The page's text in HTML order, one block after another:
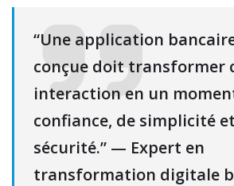
“Une application
conçue doit transformer
interaction en un
confiance, de simplicité
sécurité.” — Expert en
transformation digitale